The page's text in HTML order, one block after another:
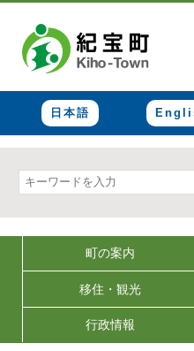
日本語
町の案内
移住・観光
行政情報